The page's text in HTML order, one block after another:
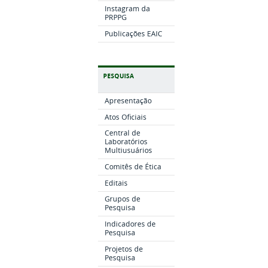
Instagram da
PRPPG
Publicações EAIC
PESQUISA
Apresentação
Atos Oficiais
Central de
Laboratórios
Multiusuários
Comitês de Ética
Editais
Grupos de
Pesquisa
Indicadores de
Pesquisa
Projetos de
Pesquisa